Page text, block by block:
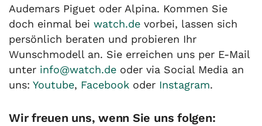
Audemars Piguet oder Alpina. Kommen Sie
doch einmal bei watch.de vorbei, lassen sich
persönlich beraten und probieren Ihr
Wunschmodell an. Sie erreichen uns per E-Mail
unter info@watch.de oder via Social Media an
uns: Youtube, Facebook oder Instagram.
Wir freuen uns, wenn Sie uns folgen: